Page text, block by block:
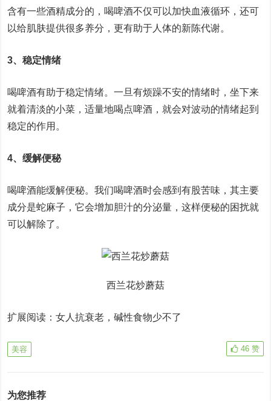
含有一些酒精成分的，喝啤酒不仅可以加快血液循环，还可
以给肌肤提供很多养分，更有助于人体的新陈代谢。
3、稳定情绪
喝啤酒有助于稳定情绪。一旦有烦躁不安的情绪时，坐下来
就着清淡的小菜，适量地喝点啤酒，就会对波动的情绪起到
稳定的作用。
4、缓解便秘
喝啤酒能缓解便秘。我们喝啤酒时会感到有股苦味，其主要
成分是蛇麻子，它会增加胆汁的分泌量，这样便秘的困扰就
可以解除了。
西兰花炒蘑菇
扩展阅读：女人抗衰老，碱性食物少不了
美容 46 赞
为您推荐